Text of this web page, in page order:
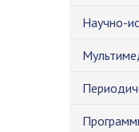
Научно-